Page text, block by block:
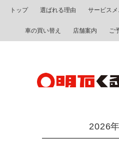
トップ 選ばれる理由 サービス
車の買い替え 店舗案内 ご
2026